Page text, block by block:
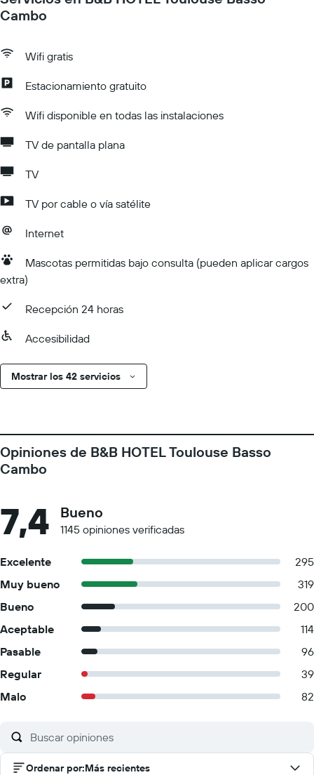
Cambo
Wifi gratis
Estacionamiento gratuito
Wifi disponible en todas las instalaciones
TV de pantalla plana
TV
TV por cable o vía satélite
Internet
Mascotas permitidas bajo consulta (pueden aplicar cargos
extra)
Recepción 24 horas
Accesibilidad
Mostrar los 42 servicios
Opiniones de B&B HOTEL Toulouse Basso
Cambo
7,4 Bueno
1145 opiniones verificadas
Excelente
295
Muy bueno
319
Bueno
200
Aceptable
114
Pasable
96
Regular
39
Malo
82
Ordenar por:Más recientes